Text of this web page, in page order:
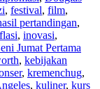
, festival, film,
pertandingan,
, inovasi,
Jumat Pertama
, kebijakan
, kremenchug,
, kuliner, kurs